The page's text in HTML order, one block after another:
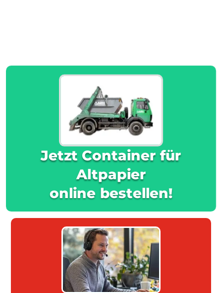
Jetzt Container für
Altpapier
online bestellen!